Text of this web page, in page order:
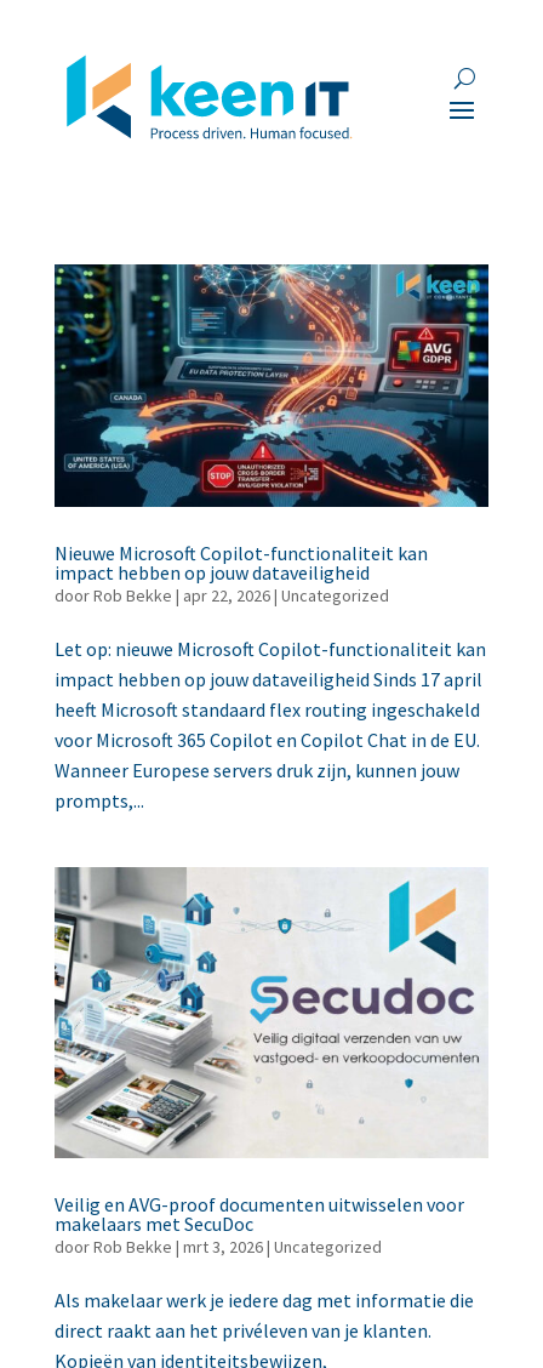
Nieuwe Microsoft Copilot-functionaliteit kan
impact hebben op jouw dataveiligheid
doorRob Bekke | apr 22, 2026| Uncategorized
Let op: nieuwe Microsoft Copilot-functionaliteit kan
impact hebben op jouw dataveiligheid Sinds 17 april
heeft Microsoft standaard flex routing ingeschakeld
voor Microsoft 365 Copilot en Copilot Chat in de EU.
Wanneer Europese servers druk zijn, kunnen jouw
prompts,...
Veilig en AVG-proof documenten uitwisselen voor
makelaars met SecuDoc
doorRob Bekke | mrt 3, 2026| Uncategorized
Als makelaar werk je iedere dag met informatie die
direct raakt aan het privéleven van je klanten.
Kopieën van identiteitsbewijzen,